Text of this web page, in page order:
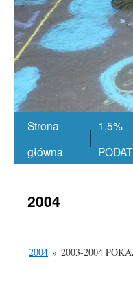
Strona
główna
1,5%
2004
2004 » 2003-2004